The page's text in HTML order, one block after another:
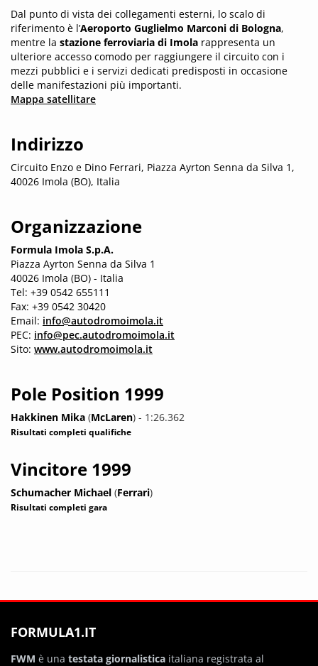
Dal punto di vista dei collegamenti esterni, lo scalo di
riferimento è l’Aeroporto Guglielmo Marconi di Bologna,
mentre la stazione ferroviaria di Imola rappresenta un
ulteriore accesso comodo per raggiungere il circuito con i
mezzi pubblici e i servizi dedicati predisposti in occasione
delle manifestazioni più importanti.
Mappa satellitare
Indirizzo
Circuito Enzo e Dino Ferrari, Piazza Ayrton Senna da Silva 1,
40026 Imola (BO), Italia
Organizzazione
Formula Imola S.p.A.
Piazza Ayrton Senna da Silva 1
40026 Imola (BO) - Italia
Tel: +39 0542 655111
Fax: +39 0542 30420
Email: info@autodromoimola.it
PEC: info@pec.autodromoimola.it
Sito: www.autodromoimola.it
Pole Position 1999
Hakkinen Mika (McLaren) - 1:26.362
Risultati completi qualifiche
Vincitore 1999
Schumacher Michael (Ferrari)
Risultati completi gara
FORMULA1.IT
FWM è una testata giornalistica italiana registrata al